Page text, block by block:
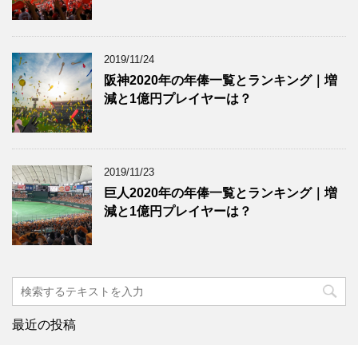
2019/11/24
阪神2020年の年俸一覧とランキング｜増
減と1億円プレイヤーは？
2019/11/23
巨人2020年の年俸一覧とランキング｜増
減と1億円プレイヤーは？
最近の投稿